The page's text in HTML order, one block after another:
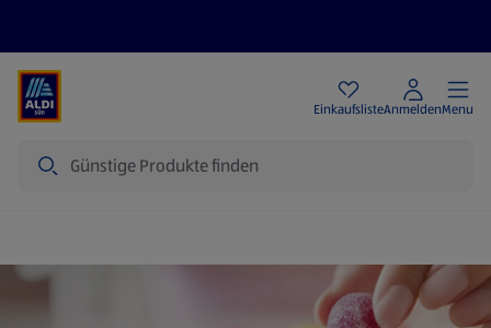
EinkaufslisteAnmeldenMenu